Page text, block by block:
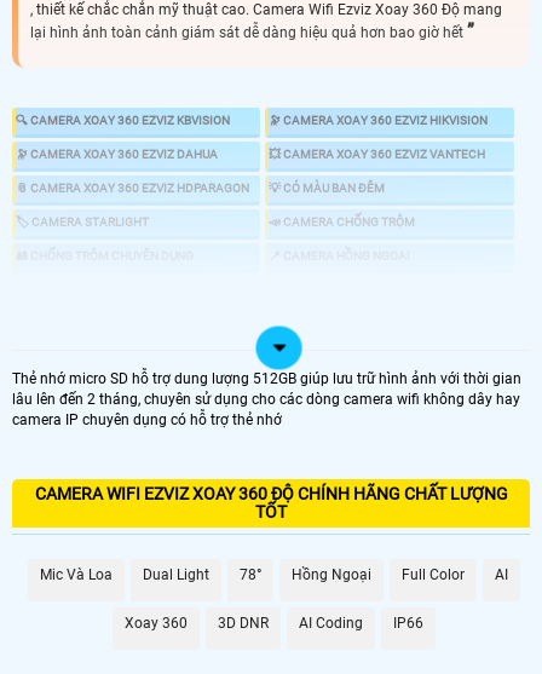
, thiết kế chắc chắn mỹ thuật cao. Camera Wifi Ezviz Xoay 360 Độ mang
lại hình ảnh toàn cảnh giám sát dễ dàng hiệu quả hơn bao giờ hết
🔍 CAMERA XOAY 360 EZVIZ KBVISION 🔭 CAMERA XOAY 360 EZVIZ HIKVISION
🔭 CAMERA XOAY 360 EZVIZ DAHUA 💥 CAMERA XOAY 360 EZVIZ VANTECH
📎 CAMERA XOAY 360 EZVIZ HDPARAGON 💡 CÓ MÀU BAN ĐÊM
🏷 CAMERA STARLIGHT 📣 CAMERA CHỐNG TRỘM
♋ LẮP CAMERA 360 EZVIZ GIÁ RẺ
LOẠI CAMERA XOAY 360
🔄 Lắp Camera Xoay 360 Ezviz Giá Rẻ
Thẻ nhớ micro SD hỗ trợ dung lượng 512GB giúp lưu trữ hình ảnh với thời gian
lâu lên đến 2 tháng, chuyên sử dụng cho các dòng camera wifi không dây hay
camera IP chuyên dụng có hỗ trợ thẻ nhớ
CAMERA WIFI EZVIZ XOAY 360 ĐỘ CHÍNH HÃNG CHẤT LƯỢNG
TỐT
Mic Và Loa Dual Light 78° Hồng Ngoại Full Color AI
Xoay 360 3D DNR AI Coding IP66